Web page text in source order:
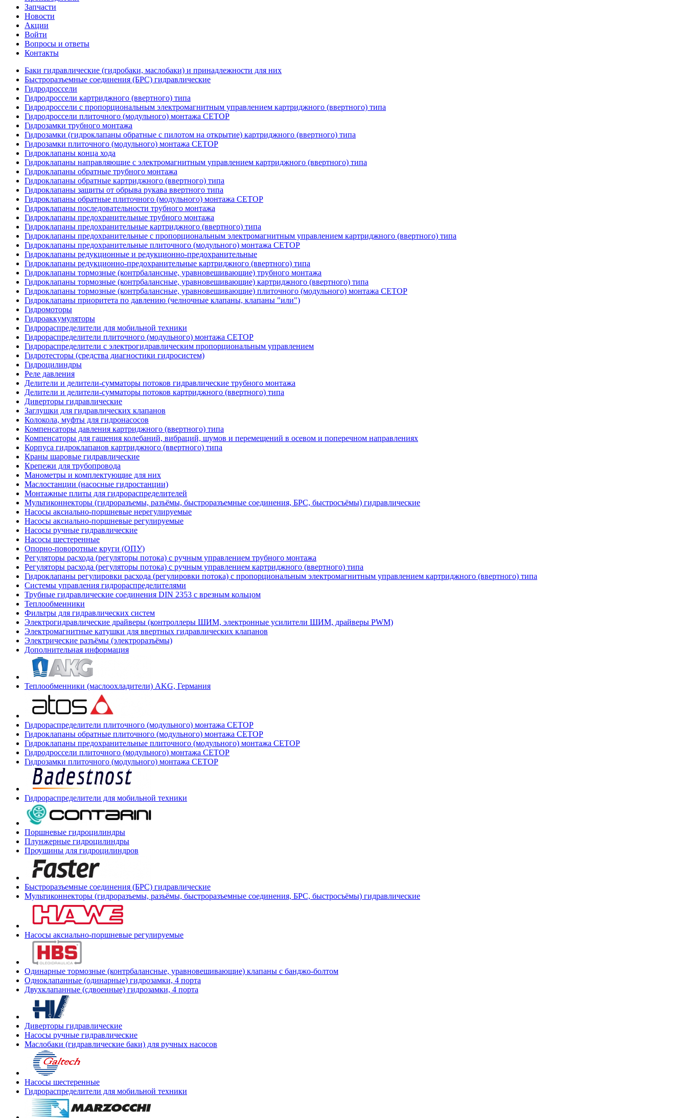
Запчасти
Новости
Акции
Войти
Вопросы и ответы
Контакты
Баки гидравлические (гидробаки, маслобаки) и принадлежности для них
Быстроразъемные соединения (БРС) гидравлические
Гидродроссели
Гидродроссели картриджного (ввертного) типа
Гидродроссели с пропорциональным электромагнитным управлением картриджного (ввертного) типа
Гидродроссели плиточного (модульного) монтажа CETOP
Гидрозамки трубного монтажа
Гидрозамки (гидроклапаны обратные с пилотом на открытие) картриджного (ввертного) типа
Гидрозамки плиточного (модульного) монтажа CETOP
Гидроклапаны конца хода
Гидроклапаны направляющие с электромагнитным управлением картриджного (ввертного) типа
Гидроклапаны обратные трубного монтажа
Гидроклапаны обратные картриджного (ввертного) типа
Гидроклапаны защиты от обрыва рукава ввертного типа
Гидроклапаны обратные плиточного (модульного) монтажа CETOP
Гидроклапаны последовательности трубного монтажа
Гидроклапаны предохранительные трубного монтажа
Гидроклапаны предохранительные картриджного (ввертного) типа
Гидроклапаны предохранительные с пропорциональным электромагнитным управлением картриджного (ввертного) типа
Гидроклапаны предохранительные плиточного (модульного) монтажа CETOP
Гидроклапаны редукционные и редукционно-предохранительные
Гидроклапаны редукционно-предохранительные картриджного (ввертного) типа
Гидроклапаны тормозные (контрбалансные, уравновешивающие) трубного монтажа
Гидроклапаны тормозные (контрбалансные, уравновешивающие) картриджного (ввертного) типа
Гидроклапаны тормозные (контрбалансные, уравновешивающие) плиточного (модульного) монтажа CETOP
Гидроклапаны приоритета по давлению (челночные клапаны, клапаны "или")
Гидромоторы
Гидроаккумуляторы
Гидрораспределители для мобильной техники
Гидрораспределители плиточного (модульного) монтажа СЕТОР
Гидрораспределители с электрогидравлическим пропорциональным управлением
Гидротесторы (средства диагностики гидросистем)
Гидроцилиндры
Реле давления
Делители и делители-сумматоры потоков гидравлические трубного монтажа
Делители и делители-сумматоры потоков картриджного (ввертного) типа
Диверторы гидравлические
Заглушки для гидравлических клапанов
Колокола, муфты для гидронасосов
Компенсаторы давления картриджного (ввертного) типа
Компенсаторы для гашения колебаний, вибраций, шумов и перемещений в осевом и поперечном направлениях
Корпуса гидроклапанов картриджного (ввертного) типа
Краны шаровые гидравлические
Крепежи для трубопровода
Манометры и комплектующие для них
Маслостанции (насосные гидростанции)
Монтажные плиты для гидрораспределителей
Мультиконнекторы (гидроразъемы, разъёмы, быстроразъемные соединения, БРС, быстросъёмы) гидравлические
Насосы аксиально-поршневые нерегулируемые
Насосы аксиально-поршневые регулируемые
Насосы ручные гидравлические
Насосы шестеренные
Опорно-поворотные круги (ОПУ)
Регуляторы расхода (регуляторы потока) с ручным управлением трубного монтажа
Регуляторы расхода (регуляторы потока) с ручным управлением картриджного (ввертного) типа
Гидроклапаны регулировки расхода (регулировки потока) с пропорциональным электромагнитным управлением картриджного (ввертного) типа
Системы управления гидрораспределителями
Трубные гидравлические соединения DIN 2353 с врезным кольцом
Теплообменники
Фильтры для гидравлических систем
Электрогидравлические драйверы (контроллеры ШИМ, электронные усилители ШИМ, драйверы PWM)
Электромагнитные катушки для ввертных гидравлических клапанов
Электрические разъёмы (электроразъёмы)
Дополнительная информация
Теплообменники (маслоохладители) AKG, Германия
Гидрораспределители плиточного (модульного) монтажа СЕТОР
Гидроклапаны обратные плиточного (модульного) монтажа CETOP
Гидроклапаны предохранительные плиточного (модульного) монтажа CETOP
Гидродроссели плиточного (модульного) монтажа CETOP
Гидрозамки плиточного (модульного) монтажа CETOP
Гидрораспределители для мобильной техники
Поршневые гидроцилиндры
Плунжерные гидроцилиндры
Проушины для гидроцилиндров
Быстроразъемные соединения (БРС) гидравлические
Мультиконнекторы (гидроразъемы, разъёмы, быстроразъемные соединения, БРС, быстросъёмы) гидравлические
Насосы аксиально-поршневые регулируемые
Одинарные тормозные (контрбалансные, уравновешивающие) клапаны с банджо-болтом
Одноклапанные (одинарные) гидрозамки, 4 порта
Двухклапанные (сдвоенные) гидрозамки, 4 порта
Диверторы гидравлические
Насосы ручные гидравлические
Маслобаки (гидравлические баки) для ручных насосов
Насосы шестеренные
Гидрораспределители для мобильной техники